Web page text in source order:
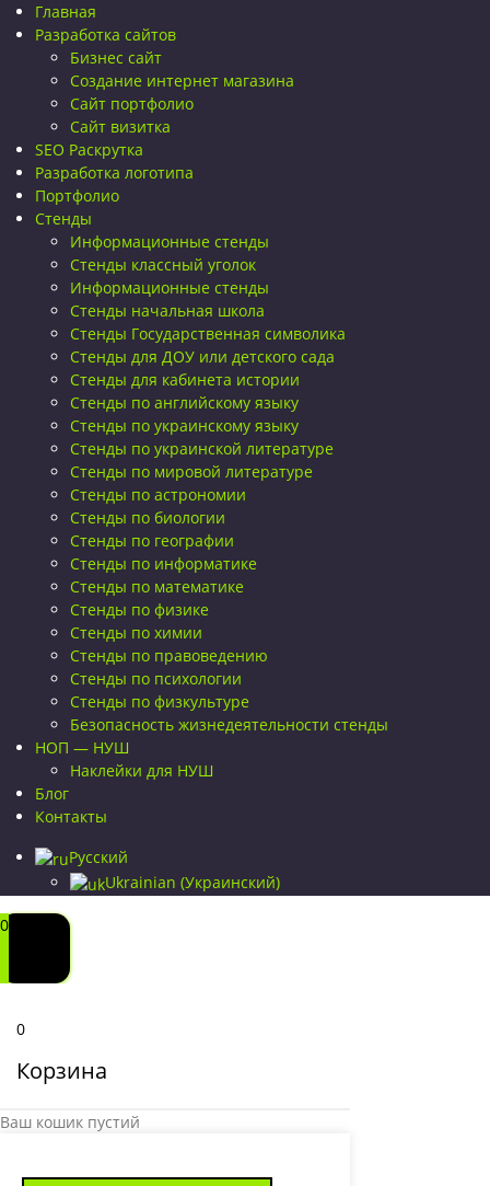
Главная
Разработка сайтов
Бизнес сайт
Создание интернет магазина
Сайт портфолио
Сайт визитка
SEO Раскрутка
Разработка логотипа
Портфолио
Стенды
Информационные стенды
Стенды классный уголок
Информационные стенды
Стенды начальная школа
Стенды Государственная символика
Стенды для ДОУ или детского сада
Стенды для кабинета истории
Стенды по английскому языку
Стенды по украинскому языку
Стенды по украинской литературе
Стенды по мировой литературе
Стенды по астрономии
Стенды по биологии
Стенды по географии
Стенды по информатике
Стенды по математике
Стенды по физике
Стенды по химии
Стенды по правоведению
Стенды по психологии
Стенды по физкультуре
Безопасность жизнедеятельности стенды
НОП — НУШ
Наклейки для НУШ
Блог
Контакты
Русский
Ukrainian (Украинский)
0
0
Корзина
Ваш кошик пустий